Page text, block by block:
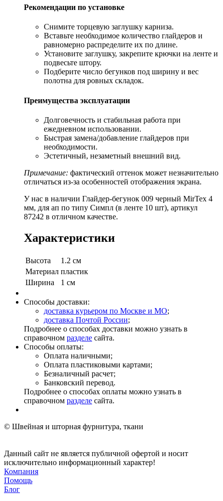
Рекомендации по установке
Снимите торцевую заглушку карниза.
Вставьте необходимое количество глайдеров и
равномерно распределите их по длине.
Установите заглушку, закрепите крючки на ленте и
подвесьте штору.
Подберите число бегунков под ширину и вес
полотна для ровных складок.
Преимущества эксплуатации
Долговечность и стабильная работа при
ежедневном использовании.
Быстрая замена/добавление глайдеров при
необходимости.
Эстетичный, незаметный внешний вид.
Примечание: фактический оттенок может незначительно
отличаться из‑за особенностей отображения экрана.
У нас в наличии Глайдер-бегунок 009 черный MirTex 4
мм, для ап по типу Симпл (в ленте 10 шт), артикул
87242 в отличном качестве.
Характеристики
Высота
1.2 см
Материал пластик
Ширина
1 см
Способы доставки:
доставка курьером по Москве и МО;
доставка Почтой России;
Подробнее о способах доставки можно узнать в
справочном разделе сайта.
Способы оплаты:
Оплата наличными;
Оплата пластиковыми картами;
Безналичный расчет;
Банковский перевод.
Подробнее о способах оплаты можно узнать в
справочном разделе сайта.
© Швейная и шторная фурнитура, ткани
Данный сайт не является публичной офертой и носит
исключительно информационный характер!
Компания
Помощь
Блог